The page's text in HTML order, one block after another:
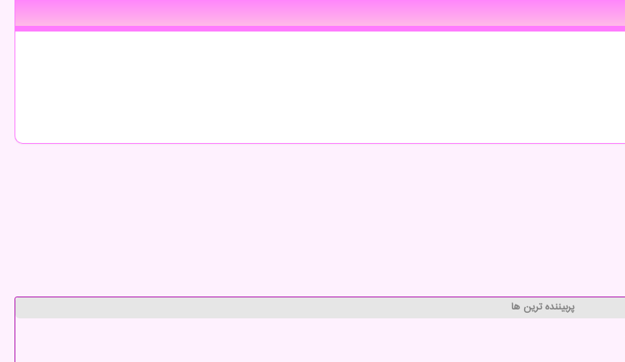
پربیننده ترین ها